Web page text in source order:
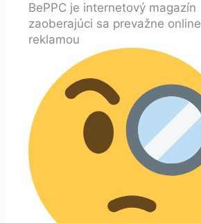
BePPC je internetový magazín
zaoberajúci sa prevažne online
reklamou